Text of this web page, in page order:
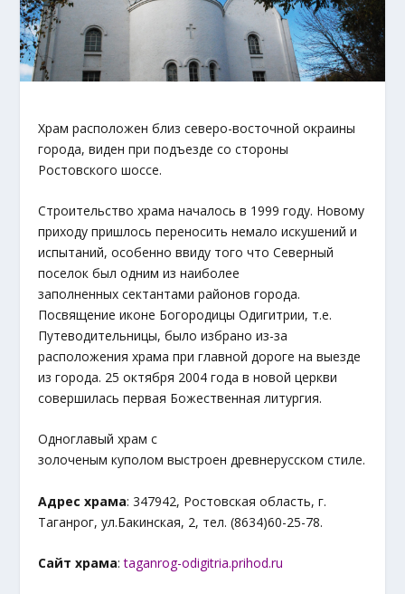
Храм расположен близ северо-восточной окраины
города, виден при подъезде со стороны
Ростовского шоссе.
Строительство храма началось в 1999 году. Новому
приходу пришлось переносить немало искушений и
испытаний, особенно ввиду того что Северный
поселок был одним из наиболее
заполненных сектантами районов города.
Посвящение иконе Богородицы Одигитрии, т.е.
Путеводительницы, было избрано из-за
расположения храма при главной дороге на выезде
из города. 25 октября 2004 года в новой церкви
совершилась первая Божественная литургия.
Одноглавый храм с
золоченым куполом выстроен древнерусском стиле.
Адрес храма: 347942, Ростовская область, г.
Таганрог, ул.Бакинская, 2, тел. (8634)60-25-78.
Сайт храма:taganrog-odigitria.prihod.ru